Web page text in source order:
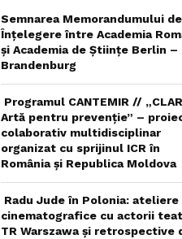
Semnarea Memorandumului de
Înțelegere între Academia
și Academia de Științe Berlin –
Brandenburg
Programul CANTEMIR //
Artă pentru prevenție” –
colaborativ multidisciplinar
organizat cu sprijinul ICR în
România și Republica Moldova
Radu Jude în Polonia: ateliere
cinematografice cu actorii
TR Warszawa și retrospective